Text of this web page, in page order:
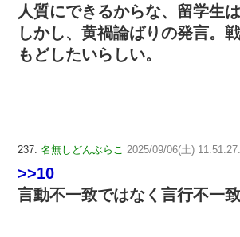
人質にできるからな、留学生は
しかし、黄禍論ばりの発言。
もどしたいらしい。
237: 名無しどんぶらこ 2025/09/06(土)
>>10
言動不一致ではなく言行不一